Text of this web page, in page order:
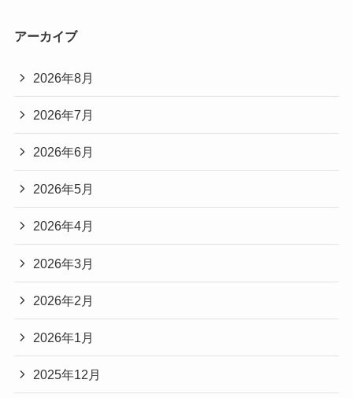
アーカイブ
2026年8月
2026年7月
2026年6月
2026年5月
2026年4月
2026年3月
2026年2月
2026年1月
2025年12月